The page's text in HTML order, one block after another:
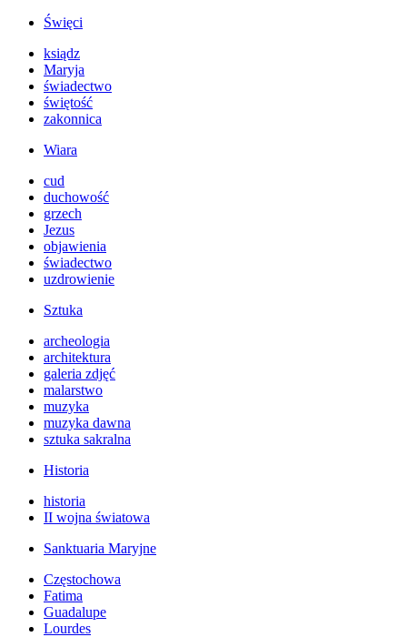
Święci
ksiądz
Maryja
świadectwo
świętość
zakonnica
Wiara
cud
duchowość
grzech
Jezus
objawienia
świadectwo
uzdrowienie
Sztuka
archeologia
architektura
galeria zdjęć
malarstwo
muzyka
muzyka dawna
sztuka sakralna
Historia
historia
II wojna światowa
Sanktuaria Maryjne
Częstochowa
Fatima
Guadalupe
Lourdes